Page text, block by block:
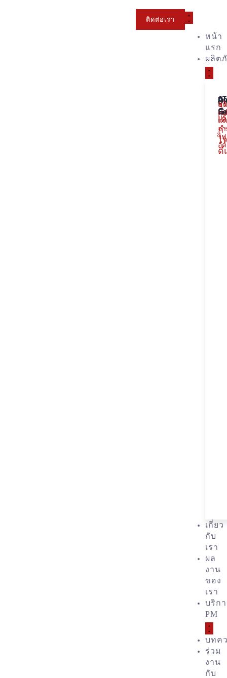
หน้า
แรก
ผลิต
เ
ก
ไ
ดี
ชุด
ค
ส
เ
แ
จ่
ไ
อั
บ
เกี่ยว
กับ
เรา
ผล
งาน
ของ
เรา
บริก
PM
บทค
ร่วม
งาน
กับ
ติดต่อเรา